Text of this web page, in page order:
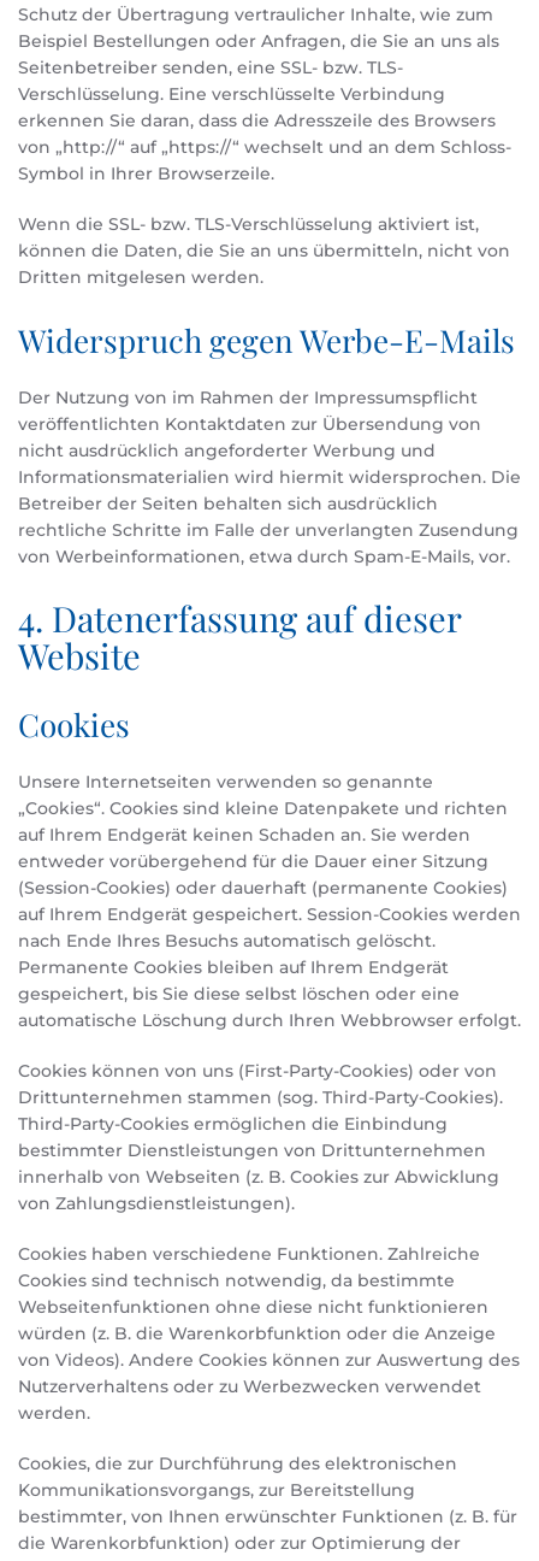
Schutz der Übertragung vertraulicher Inhalte, wie zum
Beispiel Bestellungen oder Anfragen, die Sie an uns als
Seitenbetreiber senden, eine SSL- bzw. TLS-
Verschlüsselung. Eine verschlüsselte Verbindung
erkennen Sie daran, dass die Adresszeile des Browsers
von „http://“ auf „https://“ wechselt und an dem Schloss-
Symbol in Ihrer Browserzeile.
Wenn die SSL- bzw. TLS-Verschlüsselung aktiviert ist,
können die Daten, die Sie an uns übermitteln, nicht von
Dritten mitgelesen werden.
Widerspruch gegen Werbe-E-Mails
Der Nutzung von im Rahmen der Impressumspflicht
veröffentlichten Kontaktdaten zur Übersendung von
nicht ausdrücklich angeforderter Werbung und
Informationsmaterialien wird hiermit widersprochen. Die
Betreiber der Seiten behalten sich ausdrücklich
rechtliche Schritte im Falle der unverlangten Zusendung
von Werbeinformationen, etwa durch Spam-E-Mails, vor.
4. Datenerfassung auf dieser
Website
Cookies
Unsere Internetseiten verwenden so genannte
„Cookies“. Cookies sind kleine Datenpakete und richten
auf Ihrem Endgerät keinen Schaden an. Sie werden
entweder vorübergehend für die Dauer einer Sitzung
(Session-Cookies) oder dauerhaft (permanente Cookies)
auf Ihrem Endgerät gespeichert. Session-Cookies werden
nach Ende Ihres Besuchs automatisch gelöscht.
Permanente Cookies bleiben auf Ihrem Endgerät
gespeichert, bis Sie diese selbst löschen oder eine
automatische Löschung durch Ihren Webbrowser erfolgt.
Cookies können von uns (First-Party-Cookies) oder von
Drittunternehmen stammen (sog. Third-Party-Cookies).
Third-Party-Cookies ermöglichen die Einbindung
bestimmter Dienstleistungen von Drittunternehmen
innerhalb von Webseiten (z. B. Cookies zur Abwicklung
von Zahlungsdienstleistungen).
Cookies haben verschiedene Funktionen. Zahlreiche
Cookies sind technisch notwendig, da bestimmte
Webseitenfunktionen ohne diese nicht funktionieren
würden (z. B. die Warenkorbfunktion oder die Anzeige
von Videos). Andere Cookies können zur Auswertung des
Nutzerverhaltens oder zu Werbezwecken verwendet
werden.
Cookies, die zur Durchführung des elektronischen
Kommunikationsvorgangs, zur Bereitstellung
bestimmter, von Ihnen erwünschter Funktionen (z. B. für
die Warenkorbfunktion) oder zur Optimierung der